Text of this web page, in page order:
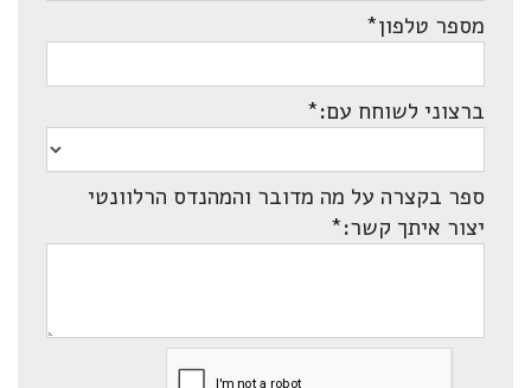
מספר טלפון*
ברצוני לשוחח עם:*
ספר בקצרה על מה מדובר והמהנדס הרלוונטי
יצור איתך קשר:*